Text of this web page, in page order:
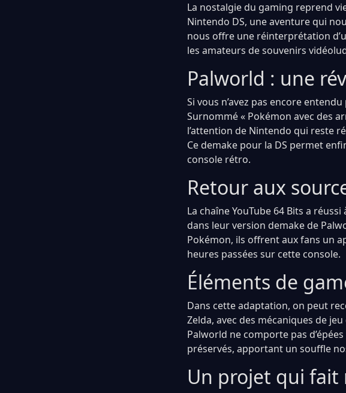
La nostalgie du gaming reprend
Nintendo DS, une aventure qui
nous offre une réinterprétation
les amateurs de souvenirs
Palworld : une
Si vous n’avez pas encore
Surnommé « Pokémon avec des
l’attention de Nintendo qui reste
Ce demake pour la DS permet
console rétro.
Retour aux
La chaîne YouTube 64 Bits a
dans leur version demake de
Pokémon, ils offrent aux fans un
heures passées sur cette console.
Éléments de
Dans cette adaptation, on peut
Zelda, avec des mécaniques de
Palworld ne comporte pas
préservés, apportant un souffle
Un projet qui fait